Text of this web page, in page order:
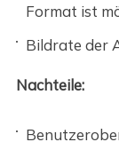
Format ist
Bildrate der
Nachteile: